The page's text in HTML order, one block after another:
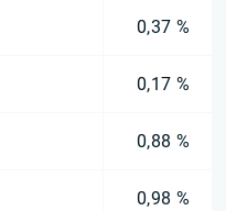
0,37 %
0,17 %
0,88 %
0,98 %